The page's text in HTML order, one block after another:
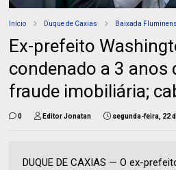
Início Duque de Caxias Baixada
Ex-prefeito
condenado a 3 anos
fraude imobiliária;
0 Editor Jonatan segunda-feira, 22
DUQUE DE CAXIAS — O ex-